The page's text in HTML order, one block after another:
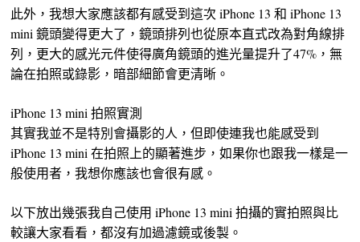
此外，我想大家應該都有感受到這次 iPhone 13 和 iPhone 13
mini 鏡頭變得更大了，鏡頭排列也從原本直式改為對角線排
列，更大的感光元件使得廣角鏡頭的進光量提升了47%，無
論在拍照或錄影，暗部細節會更清晰。
iPhone 13 mini 拍照實測
其實我並不是特別會攝影的人，但即使連我也能感受到
iPhone 13 mini 在拍照上的顯著進步，如果你也跟我一樣是一
般使用者，我想你應該也會很有感。
以下放出幾張我自己使用 iPhone 13 mini 拍攝的實拍照與比
較讓大家看看，都沒有加過濾鏡或後製。